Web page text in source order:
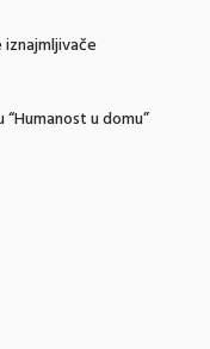
u domu”